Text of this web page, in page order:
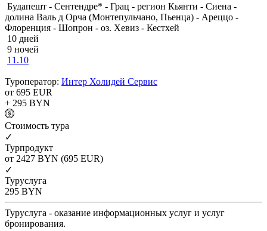
Будапешт - Сентендре* - Грац - регион Кьянти - Сиена -
долина Валь д Орча (Монтепульчано, Пьенца) - Ареццо -
Флоренция - Шопрон - оз. Хевиз - Кестхей
10 дней
9 ночей
11.10
Туроператор: Интер Холидей Сервис
от 695 EUR
+ 295 BYN
Cтоимость тура
✓
Турпродукт
от 2427 BYN (695 EUR)
✓
Туруслуга
295 BYN
Туруслуга - оказание информационных услуг и услуг
бронирования.